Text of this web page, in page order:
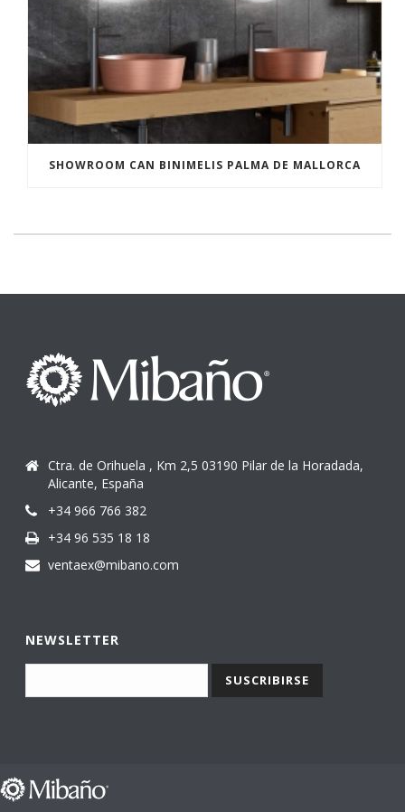
SHOWROOM CAN BINIMELIS PALMA DE MALLORCA
Ctra. de Orihuela , Km 2,5 03190 Pilar de la Horadada,
Alicante, España
+34 966 766 382
+34 96 535 18 18
ventaex@mibano.com
NEWSLETTER